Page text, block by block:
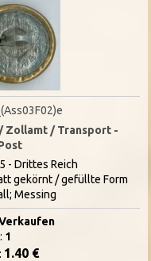
Zollamt / Transport -
- Drittes Reich
gekörnt / gefüllte Form
Messing
1
1.40 €